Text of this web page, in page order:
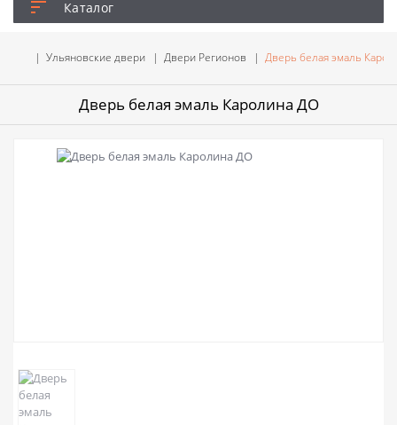
Каталог
Ульяновские двери Двери Регионов Дверь белая эмаль
Дверь белая эмаль Каролина ДО